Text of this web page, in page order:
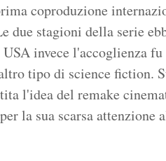
coproduzione
due stagioni della serie
invece l'accoglienza
tipo di science fiction.
l'idea del remake
la sua scarsa attenzione